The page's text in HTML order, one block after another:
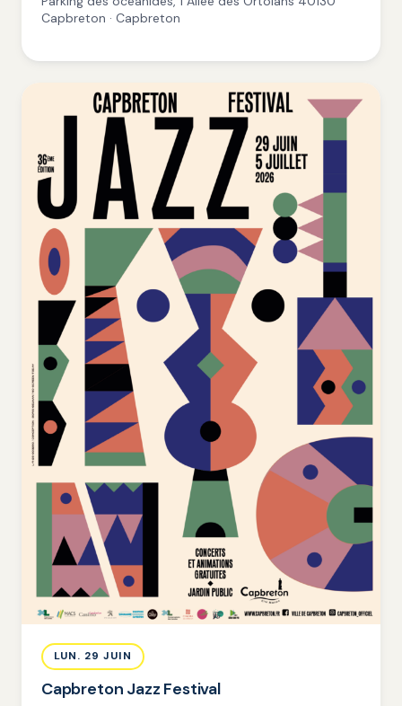
Capbreton · Capbreton
LUN. 29 JUIN
Capbreton Jazz Festival